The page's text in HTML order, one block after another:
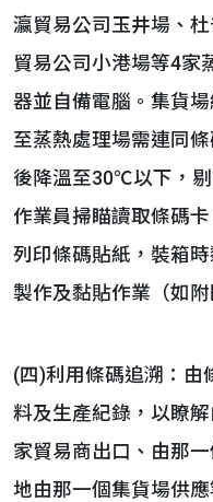
瀛貿易公司玉井場、
貿易公司小港場等4家
器並自備電腦。集貨
至蒸熱處理場需連同
後降溫至30℃以下，
作業員掃瞄讀取條碼
列印條碼貼紙，裝箱
製作及黏貼作業（如附
(四)利用條碼追溯：由
料及生產紀錄，以瞭
家貿易商出口、由那
地由那一個集貨場供